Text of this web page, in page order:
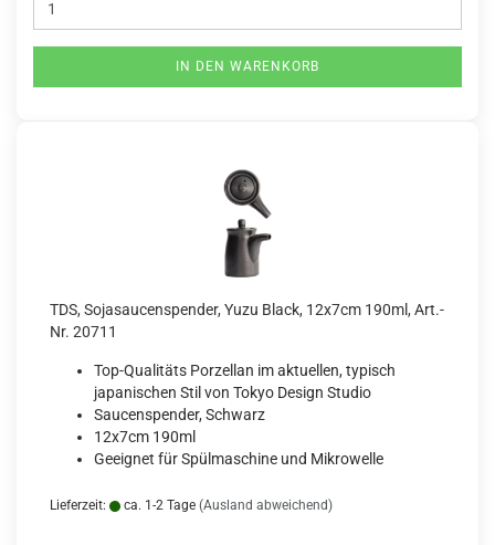
IN DEN WARENKORB
TDS, Sojasaucenspender, Yuzu Black, 12x7cm 190ml, Art.-
Nr. 20711
Top-Qualitäts Porzellan im aktuellen, typisch
japanischen Stil von Tokyo Design Studio
Saucenspender, Schwarz
12x7cm 190ml
Geeignet für Spülmaschine und Mikrowelle
Lieferzeit: ca. 1-2 Tage (Ausland abweichend)